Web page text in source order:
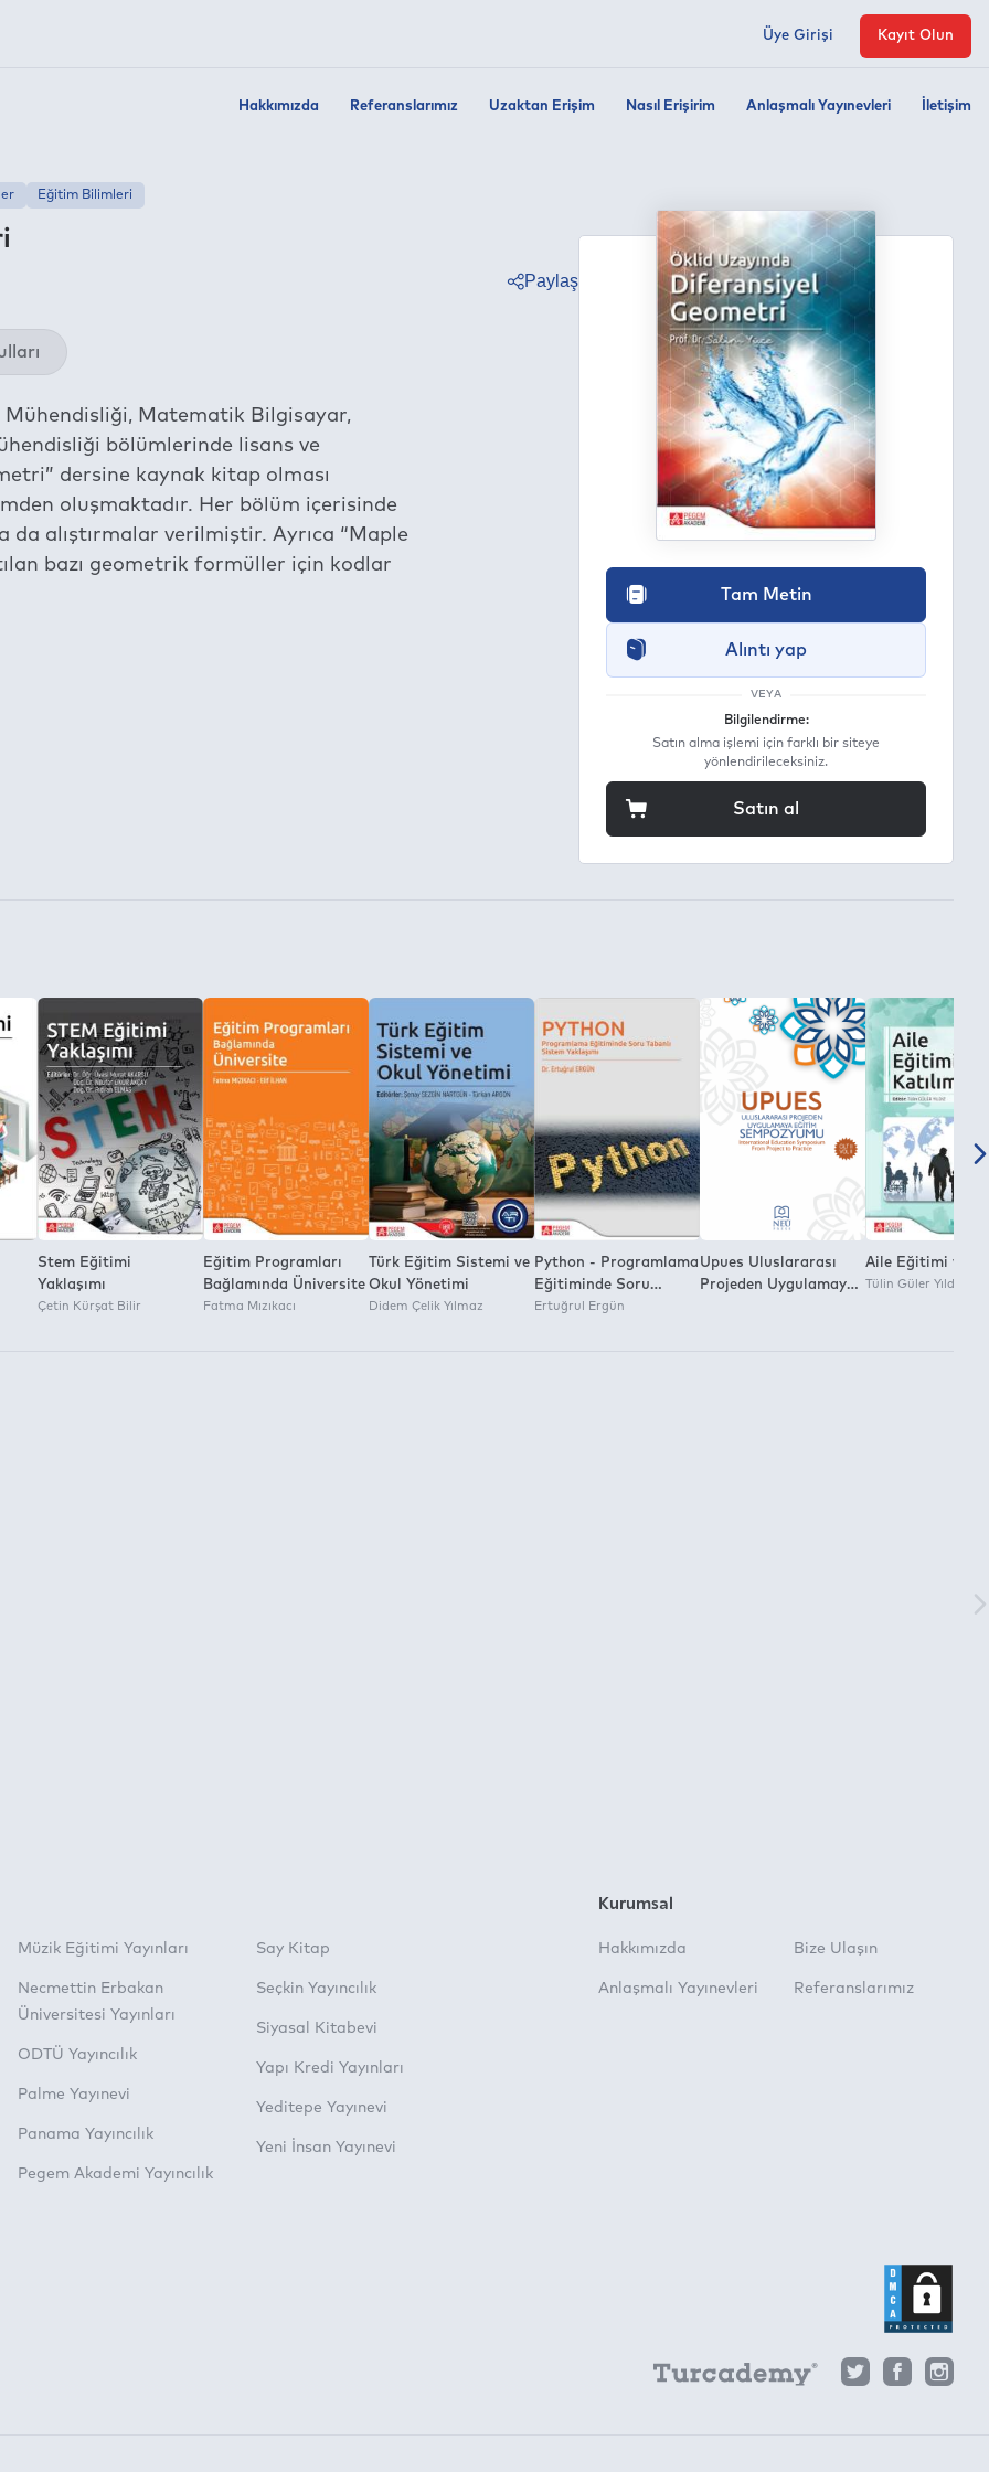
Hakkımızda Referanslarımız Uzaktan Erişim Nasıl Erişirim Anlaşmalı Yayınevleri İletişim
Üye Girişi Kayıt Olun
Eğitim Bilimleri
Paylaş
Matematik Bilgisayar,
bölümlerinde lisans ve
dersine kaynak kitap olması
oluşmaktadır. Her bölüm içerisinde
alıştırmalar verilmiştir. Ayrıca “Maple
bazı geometrik formüller için kodlar
İzni:
Tam Metin
Alıntı yap
VEYA
Bilgilendirme:
Satın alma işlemi için farklı bir siteye
yönlendirileceksiniz.
Satın al
Stem Eğitimi
Yaklaşımı
Çetin Kürşat Bilir
Eğitim Programları
Bağlamında Üniversite
Fatma Mızıkacı
Türk Eğitim Sistemi ve
Okul Yönetimi
Didem Çelik Yılmaz
Python - Programlama
Eğitiminde Soru
Tabanlı Sistem
Ertuğrul Ergün
Upues Uluslararası
Projeden Uygulamaya
Aile Eğitimi ve
Tülin Güler Yıldız
Müzik Eğitimi Yayınları
Necmettin Erbakan
Üniversitesi Yayınları
ODTÜ Yayıncılık
Palme Yayınevi
Panama Yayıncılık
Pegem Akademi Yayıncılık
Say Kitap
Seçkin Yayıncılık
Siyasal Kitabevi
Yapı Kredi Yayınları
Yeditepe Yayınevi
Yeni İnsan Yayınevi
Kurumsal
Hakkımızda
Anlaşmalı Yayınevleri
Bize Ulaşın
Referanslarımız